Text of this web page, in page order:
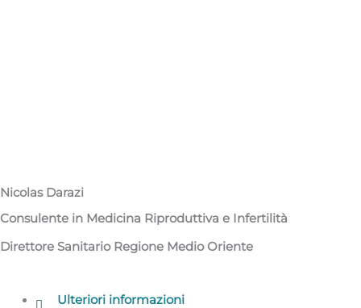
Nicolas Darazi​​
Consulente in Medicina Riproduttiva e Infertilità​
Direttore Sanitario Regione Medio Oriente​
Ulteriori informazioni